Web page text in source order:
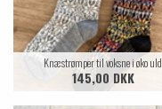
Knæstrømper til voksne i øko uld
145,00 DKK